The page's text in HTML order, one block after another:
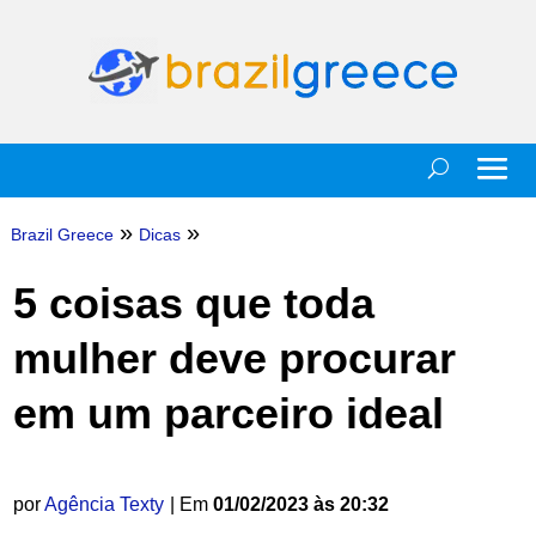
Brazil Greece » Dicas »
5 coisas que toda
mulher deve procurar
em um parceiro ideal
porAgência Texty | Em 01/02/2023 às 20:32